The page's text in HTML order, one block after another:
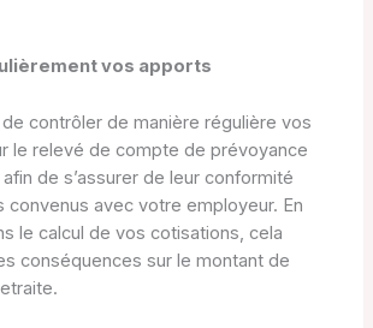
vos apports
contrôler de manière régulière vos
le relevé de compte de prévoyance
de s’assurer de leur conformité
convenus avec votre employeur. En
le calcul de vos cotisations, cela
conséquences sur le montant de